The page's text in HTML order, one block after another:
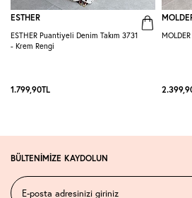
ESTHER
ESTHER Puantiyeli Denim Takım 3731
- Krem Rengi
1.799,90TL
BÜLTENİMİZE KAYDOLUN